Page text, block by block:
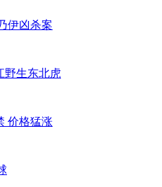
伊凶杀案
野生东北虎
价格猛涨